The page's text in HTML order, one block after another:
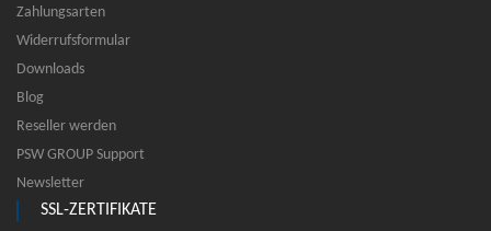
Zahlungsarten
Widerrufsformular
Downloads
Blog
Reseller werden
PSW GROUP Support
Newsletter
SSL-ZERTIFIKATE